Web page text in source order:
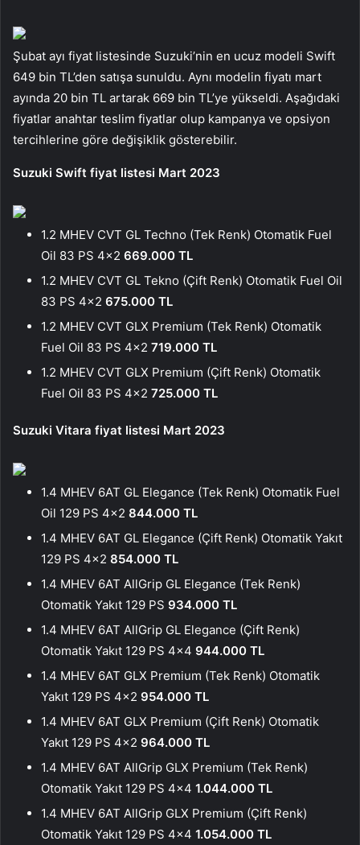
Şubat ayı fiyat listesinde Suzuki’nin en ucuz modeli Swift
649 bin TL’den satışa sunuldu. Aynı modelin fiyatı mart
ayında 20 bin TL artarak 669 bin TL’ye yükseldi. Aşağıdaki
fiyatlar anahtar teslim fiyatlar olup kampanya ve opsiyon
tercihlerine göre değişiklik gösterebilir.
Suzuki Swift fiyat listesi Mart 2023
1.2 MHEV CVT GL Techno (Tek Renk) Otomatik Fuel
Oil 83 PS 4×2 669.000 TL
1.2 MHEV CVT GL Tekno (Çift Renk) Otomatik Fuel Oil
83 PS 4×2 675.000 TL
1.2 MHEV CVT GLX Premium (Tek Renk) Otomatik
Fuel Oil 83 PS 4×2 719.000 TL
1.2 MHEV CVT GLX Premium (Çift Renk) Otomatik
Fuel Oil 83 PS 4×2 725.000 TL
Suzuki Vitara fiyat listesi Mart 2023
1.4 MHEV 6AT GL Elegance (Tek Renk) Otomatik Fuel
Oil 129 PS 4×2 844.000 TL
1.4 MHEV 6AT GL Elegance (Çift Renk) Otomatik Yakıt
129 PS 4×2 854.000 TL
1.4 MHEV 6AT AllGrip GL Elegance (Tek Renk)
Otomatik Yakıt 129 PS 934.000 TL
1.4 MHEV 6AT AllGrip GL Elegance (Çift Renk)
Otomatik Yakıt 129 PS 4×4 944.000 TL
1.4 MHEV 6AT GLX Premium (Tek Renk) Otomatik
Yakıt 129 PS 4×2 954.000 TL
1.4 MHEV 6AT GLX Premium (Çift Renk) Otomatik
Yakıt 129 PS 4×2 964.000 TL
1.4 MHEV 6AT AllGrip GLX Premium (Tek Renk)
Otomatik Yakıt 129 PS 4×4 1.044.000 TL
1.4 MHEV 6AT AllGrip GLX Premium (Çift Renk)
Otomatik Yakıt 129 PS 4×4 1.054.000 TL